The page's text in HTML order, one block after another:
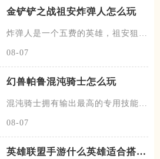
金铲铲之战祖安炸弹人怎么玩
炸弹人是一个五费的英雄，祖安狙神
08-07
幻兽帕鲁混沌骑士怎么玩
混沌骑士拥有输出最高的专用技能双
08-07
英雄联盟手游什么英雄适合搭配